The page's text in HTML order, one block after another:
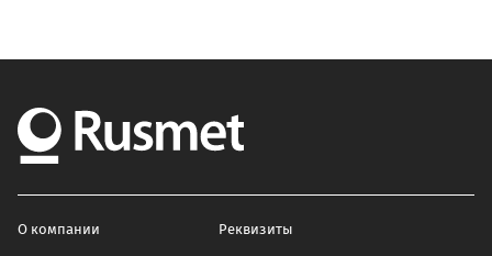
О компании Реквизиты